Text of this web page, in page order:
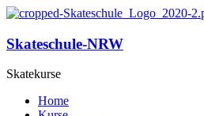
Skateschule-NRW
Skatekurse
Home